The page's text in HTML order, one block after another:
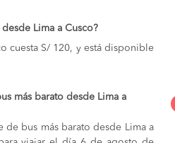
Lima a Cusco?
cuesta S/ 120, y está disponible
más barato desde Lima a
de bus más barato desde Lima a